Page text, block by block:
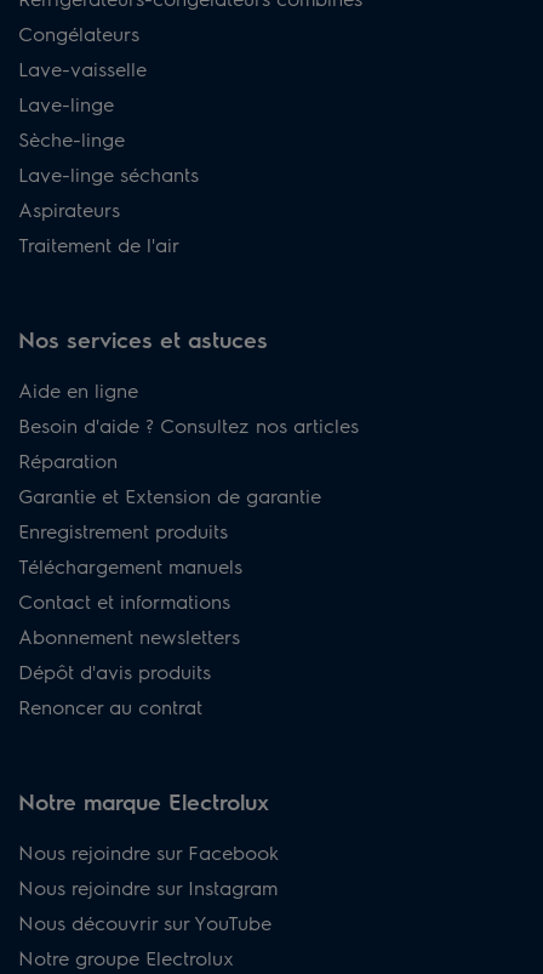
Congélateurs
Lave-vaisselle
Lave-linge
Sèche-linge
Lave-linge séchants
Aspirateurs
Traitement de l'air
Nos services et astuces
Aide en ligne
Besoin d'aide ? Consultez nos articles
Réparation
Garantie et Extension de garantie
Enregistrement produits
Téléchargement manuels
Contact et informations
Abonnement newsletters
Dépôt d'avis produits
Renoncer au contrat
Notre marque Electrolux
Nous rejoindre sur Facebook
Nous rejoindre sur Instagram
Nous découvrir sur YouTube
Notre groupe Electrolux